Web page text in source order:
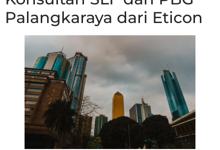
Palangkaraya dari Eticon